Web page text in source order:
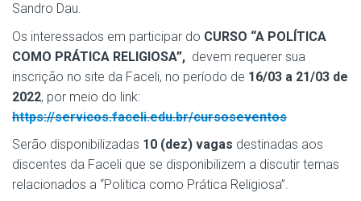
Sandro Dau.
Os interessados em participar do CURSO “A POLÍTICA
COMO PRÁTICA RELIGIOSA”, devem requerer sua
inscrição no site da Faceli, no período de 16/03 a 21/03 de
2022, por meio do link:
https://servicos.faceli.edu.br/cursoseventos
Serão disponibilizadas 10 (dez) vagas destinadas aos
discentes da Faceli que se disponibilizem a discutir temas
relacionados a “Politica como Prática Religiosa”.